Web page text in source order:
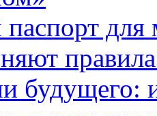
для
будущего: